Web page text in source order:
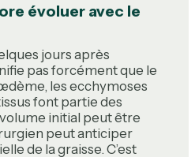
évoluer avec le
jours après
pas forcément que le
les ecchymoses
font partie des
initial peut être
peut anticiper
de la graisse. C’est